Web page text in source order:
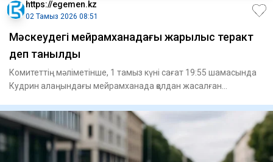
https://egemen.kz
02 Тамыз 2026 08:51
Мәскеудегі мейрамханадағы жарылыс теракт
деп танылды
Комитеттің мәліметінше, 1 тамыз күні сағат 19:55 шамасында
Кудрин алаңындағы мейрамханада қолдан жасалған